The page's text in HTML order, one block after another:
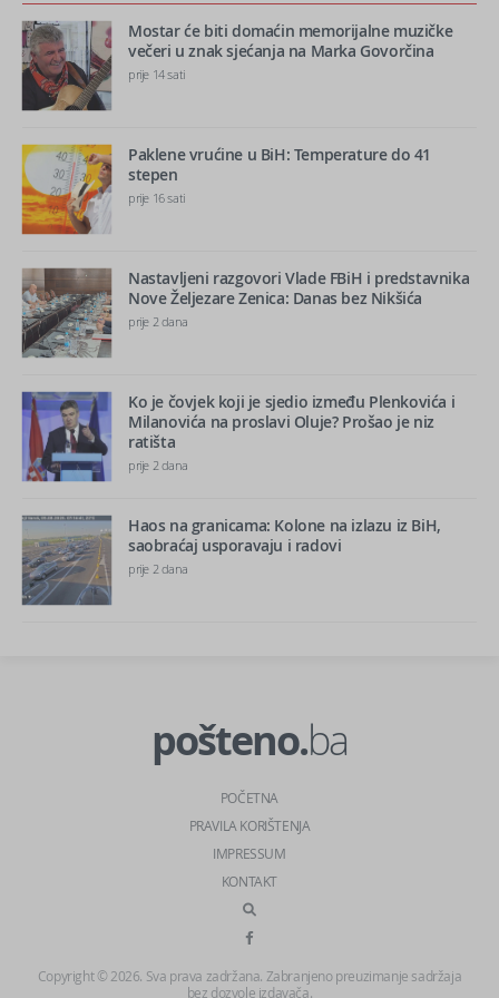
Mostar će biti domaćin memorijalne muzičke
večeri u znak sjećanja na Marka Govorčina
prije 14 sati
Paklene vrućine u BiH: Temperature do 41
stepen
prije 16 sati
Nastavljeni razgovori Vlade FBiH i predstavnika
Nove Željezare Zenica: Danas bez Nikšića
prije 2 dana
Ko je čovjek koji je sjedio između Plenkovića i
Milanovića na proslavi Oluje? Prošao je niz
ratišta
prije 2 dana
Haos na granicama: Kolone na izlazu iz BiH,
saobraćaj usporavaju i radovi
prije 2 dana
pošteno.ba
POČETNA
PRAVILA KORIŠTENJA
IMPRESSUM
KONTAKT
Copyright © 2026. Sva prava zadržana. Zabranjeno preuzimanje sadržaja
bez dozvole izdavača.